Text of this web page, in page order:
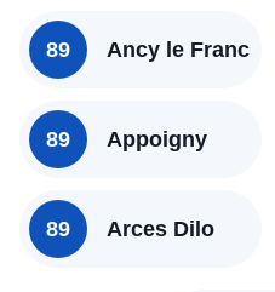
89 Ancy le Franc
89 Appoigny
89 Arces Dilo